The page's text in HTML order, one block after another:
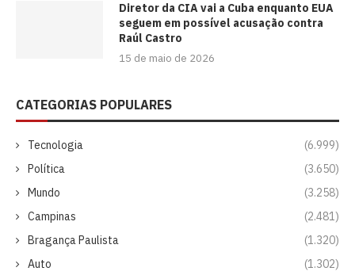
Diretor da CIA vai a Cuba enquanto EUA
seguem em possível acusação contra
Raúl Castro
15 de maio de 2026
CATEGORIAS POPULARES
Tecnologia
(6.999)
Política
(3.650)
Mundo
(3.258)
Campinas
(2.481)
Bragança Paulista
(1.320)
Auto
(1.302)